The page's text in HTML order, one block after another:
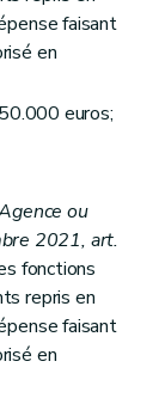
faisant
en
euros;
ou
2021, art.
fonctions
repris en
faisant
en